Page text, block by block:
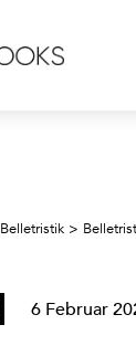
Belletristik >
6 Februar